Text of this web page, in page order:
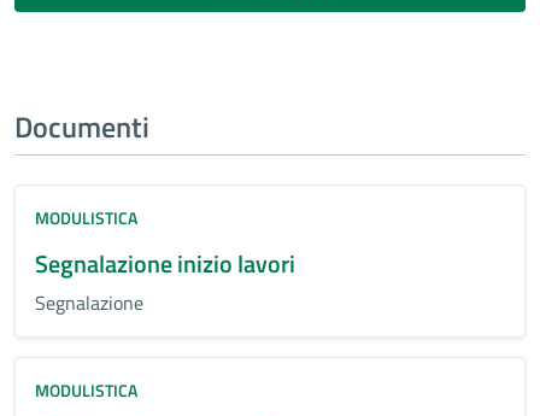
Documenti
MODULISTICA
Segnalazione inizio lavori
Segnalazione
MODULISTICA